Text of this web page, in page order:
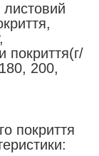
покриття(г/
200,
покриття